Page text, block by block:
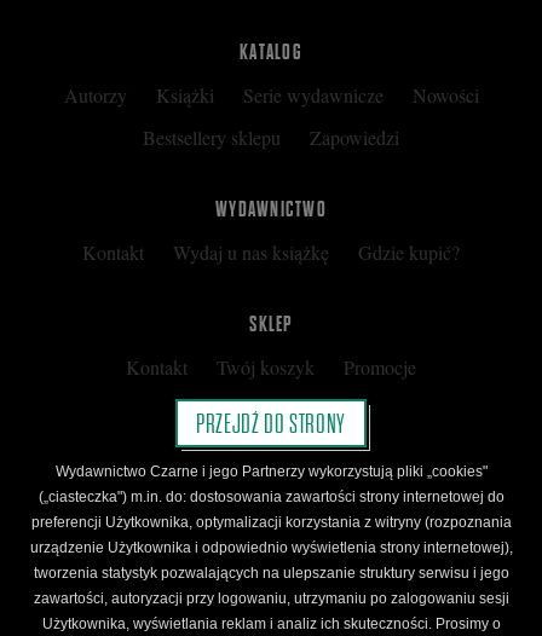
KATALOG
Autorzy Książki Serie wydawnicze
Nowości
Bestsellery sklepu
Zapowiedzi
WYDAWNICTWO
Kontakt Wydaj u nas książkę Gdzie kupić?
SKLEP
Kontakt Twój koszyk
Promocje
Kup kartę podarunkową
Nota prawna
Regulamin
Polityka prywatności
Regulamin Klubu Czarnego
Regulamin Karty Podarunkowej
ŚLEDŹ CZARNE
PRZEJDŹ DO STRONY
Wydawnictwo Czarne i jego Partnerzy wykorzystują pliki „cookies"
(„ciasteczka") m.in. do: dostosowania zawartości strony internetowej do
preferencji Użytkownika, optymalizacji korzystania z witryny (rozpoznania
urządzenie Użytkownika i odpowiednio wyświetlenia strony internetowej),
tworzenia statystyk pozwalających na ulepszanie struktury serwisu i jego
zawartości, autoryzacji przy logowaniu, utrzymaniu po zalogowaniu sesji
Użytkownika, wyświetlania reklam i analiz ich skuteczności. Prosimy o